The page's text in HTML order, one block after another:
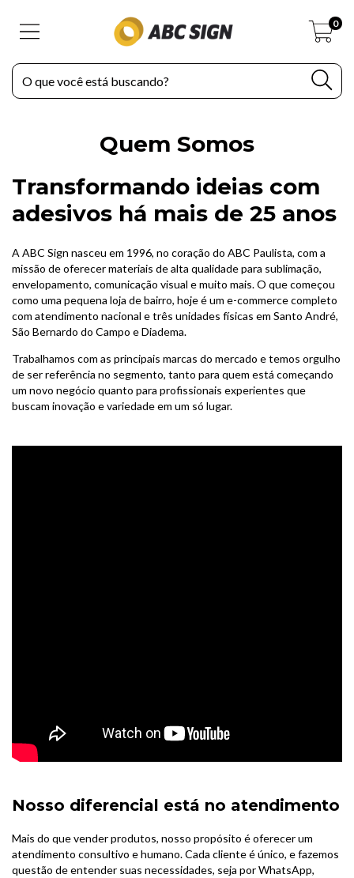
0
Quem Somos
Transformando ideias com
adesivos há mais de 25 anos
A ABC Sign nasceu em 1996, no coração do ABC Paulista, com a
missão de oferecer materiais de alta qualidade para sublimação,
envelopamento, comunicação visual e muito mais. O que começou
como uma pequena loja de bairro, hoje é um e-commerce completo
com atendimento nacional e três unidades físicas em Santo André,
São Bernardo do Campo e Diadema.
Trabalhamos com as principais marcas do mercado e temos orgulho
de ser referência no segmento, tanto para quem está começando
um novo negócio quanto para profissionais experientes que
buscam inovação e variedade em um só lugar.
Nosso diferencial está no atendimento
Mais do que vender produtos, nosso propósito é oferecer um
atendimento consultivo e humano. Cada cliente é único, e fazemos
questão de entender suas necessidades, seja por WhatsApp,